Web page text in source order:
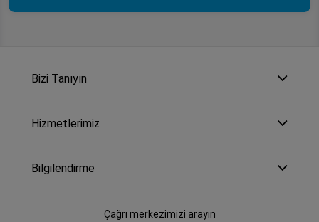
Bizi Tanıyın
Hizmetlerimiz
Bilgilendirme
Çağrı merkezimizi arayın